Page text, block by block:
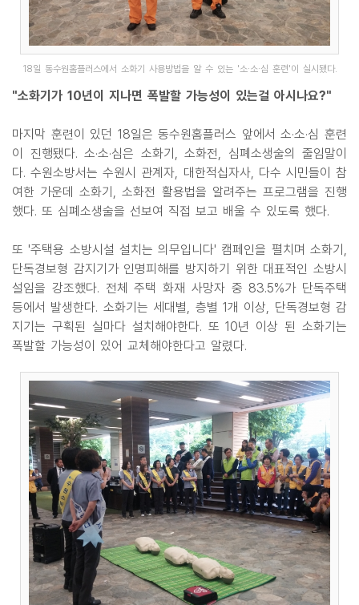
18일 동수원홈플러스에서 소화기 사용방법을 알 수 있는 '소·소·심 훈련'이 실시됐다.
"소화기가 10년이 지나면 폭발할 가능성이 있는걸 아시나요?"
마지막 훈련이 있던 18일은 동수원홈플러스 앞에서 소·소·심 훈련
이 진행됐다. 소·소·심은 소화기, 소화전, 심폐소생술의 줄임말이
다. 수원소방서는 수원시 관계자, 대한적십자사, 다수 시민들이 참
여한 가운데 소화기, 소화전 활용법을 알려주는 프로그램을 진행
했다. 또 심폐소생술을 선보여 직접 보고 배울 수 있도록 했다.
또 '주택용 소방시설 설치는 의무입니다' 캠페인을 펼치며 소화기,
단독경보형 감지기가 인명피해를 방지하기 위한 대표적인 소방시
설임을 강조했다. 전체 주택 화재 사망자 중 83.5%가 단독주택
등에서 발생한다. 소화기는 세대별, 층별 1개 이상, 단독경보형 감
지기는 구획된 실마다 설치해야한다. 또 10년 이상 된 소화기는
폭발할 가능성이 있어 교체해야한다고 알렸다.